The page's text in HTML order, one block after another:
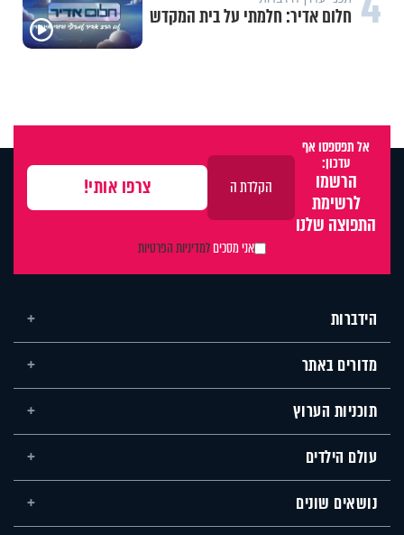
חלום אדיר: חלמתי על בית המקדש
אל תפספסו אף
עדכון:
הרשמו
לרשימת
התפוצה שלנו
אני מסכיםלמדיניות הפרטיות
הידברות
מדורים באתר
תוכניות הערוץ
עולם הילדים
נושאים שונים